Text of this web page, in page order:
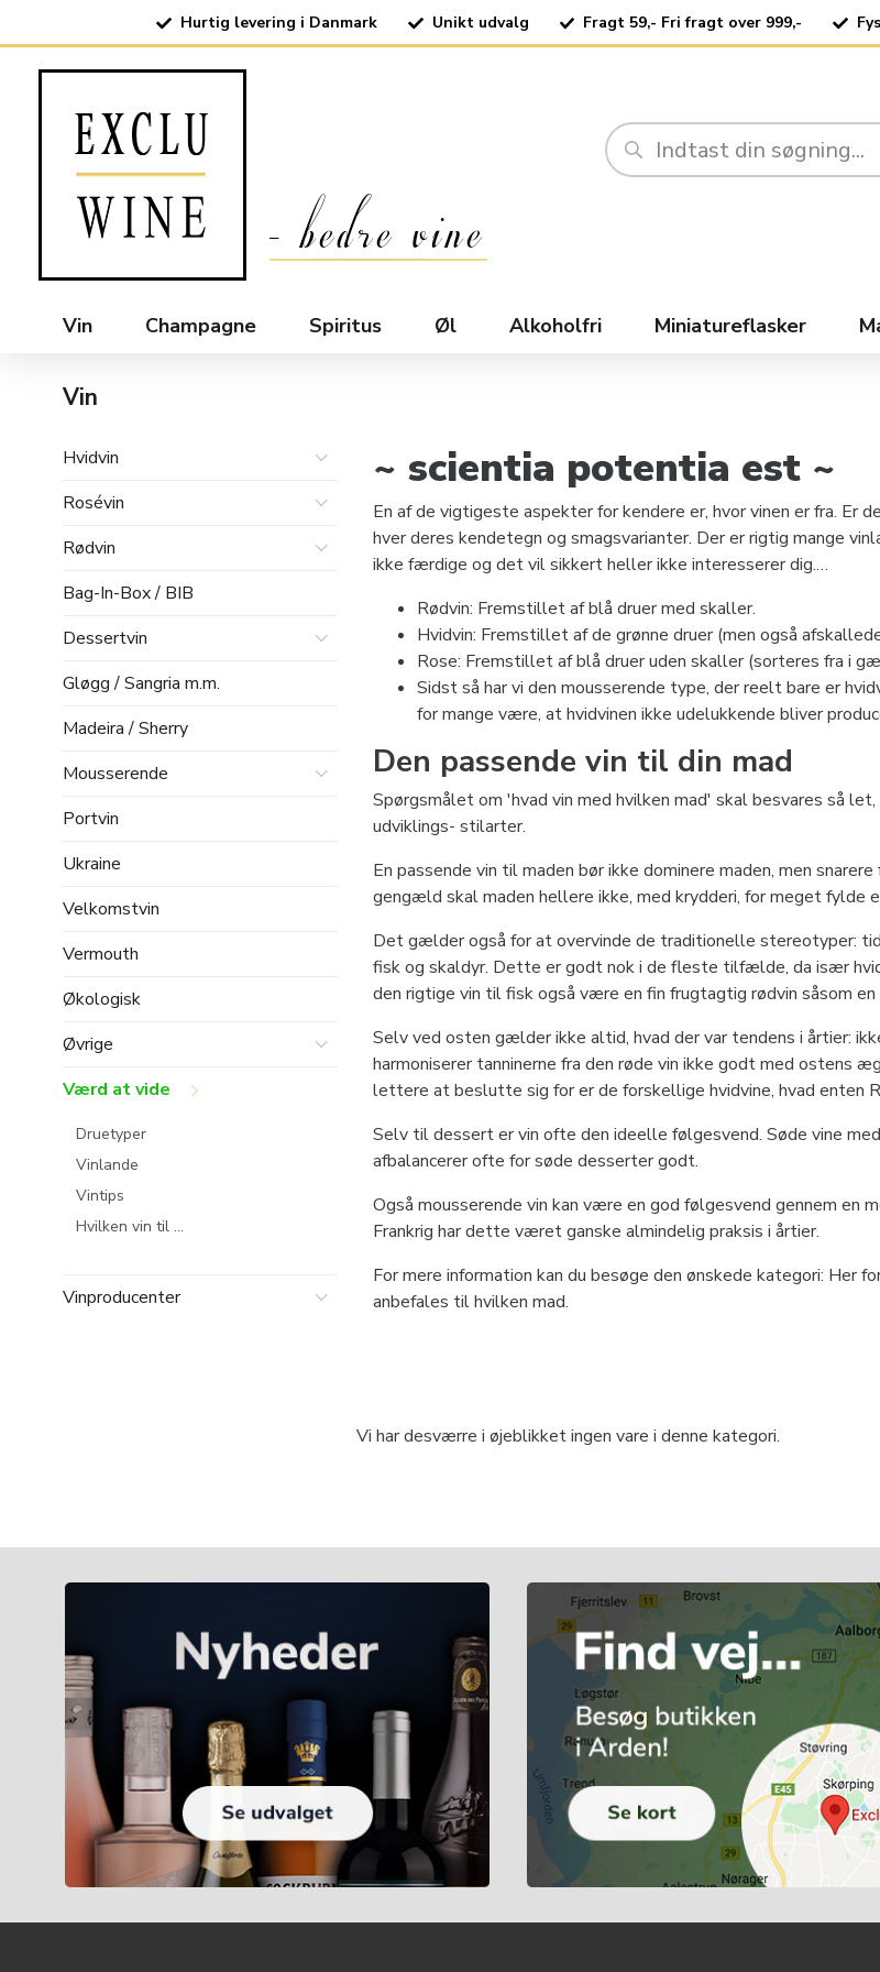
Hurtig levering i Danmark Unikt udvalg Fragt 59,- Fri fragt over 999,-
Vin Champagne Spiritus Øl Alkoholfri Miniatureflasker
Vin
Hvidvin
Rosévin
Rødvin
Bag-In-Box / BIB
Dessertvin
Gløgg / Sangria m.m.
Madeira / Sherry
Mousserende
Portvin
Ukraine
Velkomstvin
Vermouth
Økologisk
Øvrige
Værd at vide
Druetyper
Vinlande
Vintips
Hvilken vin til ...
Vinproducenter
~ scientia potentia est ~
En af de vigtigeste aspekter for kendere er, hvor vinen er fra. Er
hver deres kendetegn og smagsvarianter. Der er rigtig mange
ikke færdige og det vil sikkert heller ikke interesserer dig.
Vi slutter af med et kort indblik i hvilke druer, der er med til at
Rødvin: Fremstillet af blå druer med skaller.
Hvidvin: Fremstillet af de grønne druer (men også
Rose: Fremstillet af blå druer uden skaller (sorteres fra i
Sidst så har vi den mousserende type, der reelt bare er
for mange være, at hvidvinen ikke udelukkende bliver
Den passende vin til din mad
Spørgsmålet om 'hvad vin med hvilken mad' skal besvares så
udviklings- stilarter.
En passende vin til maden bør ikke dominere maden, men
gengæld skal maden hellere ikke, med krydderi, for meget fylde
Det gælder også for at overvinde de traditionelle stereotyper:
fisk og skaldyr. Dette er godt nok i de fleste tilfælde, da især
den rigtige vin til fisk også være en fin frugtagtig rødvin såsom
Selv ved osten gælder ikke altid, hvad der var tendens i årtier:
harmoniserer tanninerne fra den røde vin ikke godt med ostens
lettere at beslutte sig for er de forskellige hvidvine, hvad enten
mindre en udfordring.
Selv til dessert er vin ofte den ideelle følgesvend. Søde vine
afbalancerer ofte for søde desserter godt.
Også mousserende vin kan være en god følgesvend gennem
Frankrig har dette været ganske almindelig praksis i årtier.
For mere information kan du besøge den ønskede kategori:
anbefales til hvilken mad.
Vi har desværre i øjeblikket ingen vare i denne kategori.